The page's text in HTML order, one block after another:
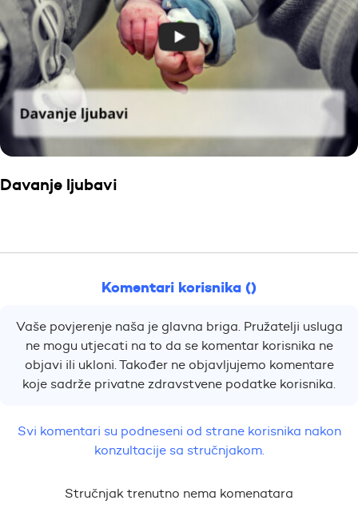
Davanje ljubavi
Komentari korisnika ()
Vaše povjerenje naša je glavna briga. Pružatelji usluga
ne mogu utjecati na to da se komentar korisnika ne
objavi ili ukloni. Također ne objavljujemo komentare
koje sadrže privatne zdravstvene podatke korisnika.
Svi komentari su podneseni od strane korisnika nakon
konzultacije sa stručnjakom.
Stručnjak trenutno nema komenatara